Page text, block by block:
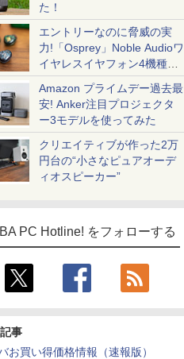
た！
エントリーなのに脅威の実
力!「Osprey」Noble Audioワ
イヤレスイヤフォン4機種を
一気に聴く
Amazon プライムデー過去最
安! Anker注目プロジェクタ
ー3モデルを使ってみた
クリエイティブが作った2万
円台の“小さなピュアオーデ
ィオスピーカー”
PC Hotline! をフォローする
事
お買い得価格情報（速報版）